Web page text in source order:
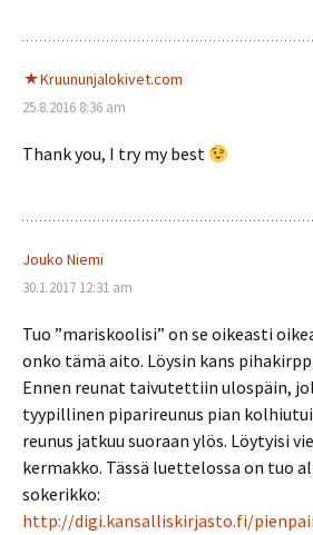
Kruununjalokivet.com
25.8.2016 8:36 am
Thank you, I try my best
Jouko Niemi
30.1.2017 12:31 am
Tuo ”mariskoolisi” on se oikeasti
onko tämä aito. Löysin kans
Ennen reunat taivutettiin ulospäin,
tyypillinen piparireunus pian
reunus jatkuu suoraan ylös. Löytyisi
kermakko. Tässä luettelossa on tuo
sokerikko:
http://digi.kansalliskirjasto.fi/